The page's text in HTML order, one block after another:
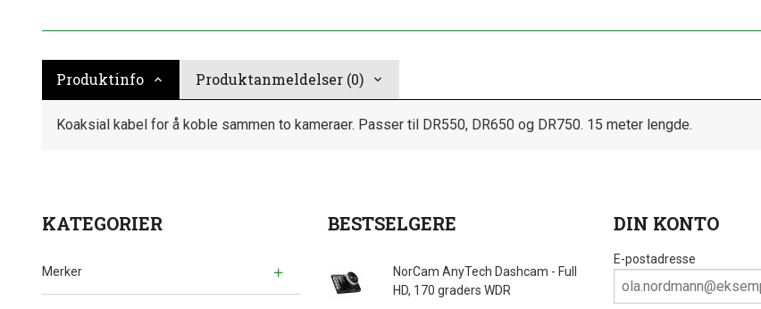
Produktinfo Produktanmeldelser (0)
Koaksial kabel for å koble sammen to kameraer. Passer til DR550, DR650 og DR750. 15 meter lengde.
KATEGORIER
Merker
BESTSELGERE
NorCam AnyTech Dashcam - Full
HD, 170 graders WDR
DIN KONTO
E-postadresse